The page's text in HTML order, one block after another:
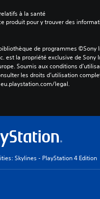
à la santé
de programmes ©Sony
est la propriété exclusive de Sony
Soumis aux conditions
les droits d’utilisation
legal.
Skylines - PlayStation 4 Edition